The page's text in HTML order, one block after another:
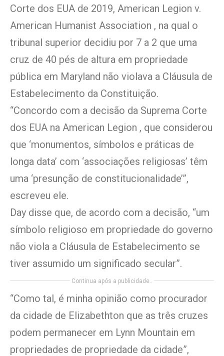
Corte dos EUA de 2019, American Legion v.
American Humanist Association , na qual o
tribunal superior decidiu por 7 a 2 que uma
cruz de 40 pés de altura em propriedade
pública em Maryland não violava a Cláusula de
Estabelecimento da Constituição.
“Concordo com a decisão da Suprema Corte
dos EUA na American Legion , que considerou
que ‘monumentos, símbolos e práticas de
longa data’ com ‘associações religiosas’ têm
uma ‘presunção de constitucionalidade’”,
escreveu ele.
Day disse que, de acordo com a decisão, “um
símbolo religioso em propriedade do governo
não viola a Cláusula de Estabelecimento se
tiver assumido um significado secular”.
Continua após a publicidade..
“Como tal, é minha opinião como procurador
da cidade de Elizabethton que as três cruzes
podem permanecer em Lynn Mountain em
propriedades de propriedade da cidade”,